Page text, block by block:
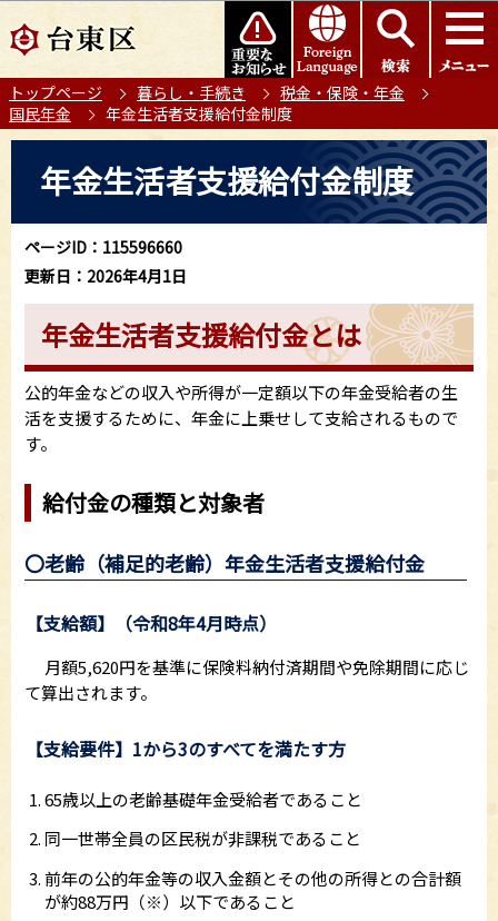
の
ー
ジ
このページの本文へ移動
トップページ 暮らし・手続き
税金・保険・年金
国民年金
年金生活者支援給付金制度
か
年金生活者支援給付金制度
ページID：115596660
更新日：2026年4月1日
年金生活者支援給付金とは
公的年金などの収入や所得が一定額以下の年金受給者の生
活を支援するために、年金に上乗せして支給されるもので
す。
給付金の種類と対象者
〇老齢（補足的老齢）年金生活者支援給付金
【支給額】（令和8年4月時点）
月額5,620円を基準に保険料納付済期間や免除期間に応じ
て算出されます。
【支給要件】1から3のすべてを満たす方
65歳以上の老齢基礎年金受給者であること
同一世帯全員の区民税が非課税であること
前年の公的年金等の収入金額とその他の所得との合計額
が約88万円（※）以下であること